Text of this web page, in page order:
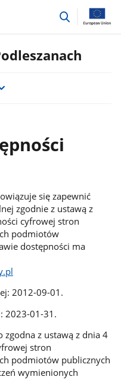
przejdź
się zapewnić
zgodnie z ustawą z
cyfrowej stron
podmiotów
dostępności ma
2012-09-01.
2023-01-31.
zgodna z ustawą z dnia 4
stron
podmiotów publicznych
wymienionych